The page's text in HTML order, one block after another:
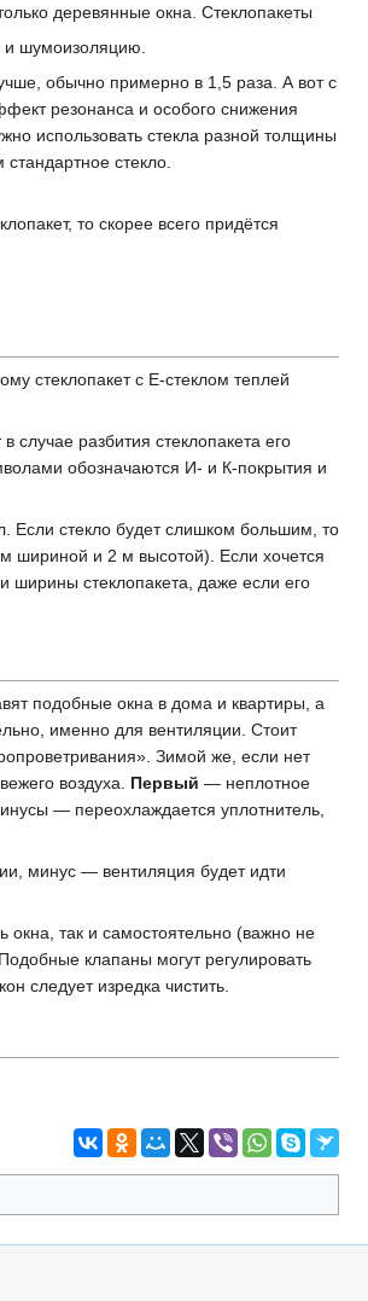
деревянные окна. Стеклопакеты
и шумоизоляцию.
обычно примерно в 1,5 раза. А вот с
резонанса и особого снижения
использовать стекла разной толщины
стекло.
то скорее всего придётся
стеклопакет с E-стеклом теплей
разбития стеклопакета его
обозначаются И- и К-покрытия и
Если стекло будет слишком большим, то
шириной и 2 м высотой). Если хочется
ширины стеклопакета, даже если его
подобные окна в дома и квартиры, а
именно для вентиляции. Стоит
Зимой же, если нет
воздуха. Первый — неплотное
— переохлаждается уплотнитель,
минус — вентиляция будет идти
окна, так и самостоятельно (важно не
клапаны могут регулировать
следует изредка чистить.